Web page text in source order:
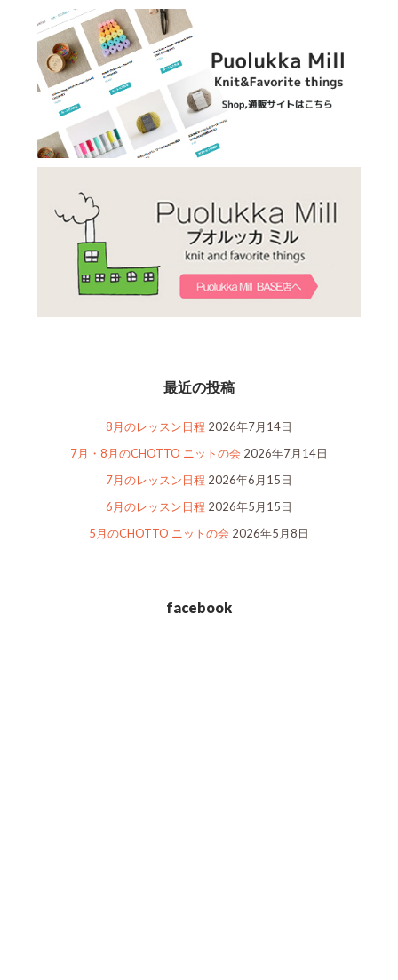
最近の投稿
8月のレッスン日程 2026年7月14日
7月・8月のCHOTTO ニットの会 2026年7月14日
7月のレッスン日程 2026年6月15日
6月のレッスン日程 2026年5月15日
5月のCHOTTO ニットの会 2026年5月8日
facebook